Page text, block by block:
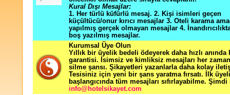
Kural Dışı Mesajlar:
1. Her türlü küfürlü mesaj. 2. Kişi isimleri geçen
küçültücü/onur kırıcı mesajlar 3. Oteli karama
yapılmış gerçek olmayan mesajlar 4.
boş yazılmış mesajlar.
Kurumsal Üye Olun
Yıllık bir üyelik bedeli ödeyerek daha hızlı
garantisi. İsimsiz ve kimliksiz mesajları her zaman
silme şansı. Şikayetleri yazanlarla daha kolay
Tesisiniz için yeni bir şans yaratma fırsatı. İlk
başlangıcında tüm mesajları sıfırlayabilme. Şimdi
info@hotelsikayet.com